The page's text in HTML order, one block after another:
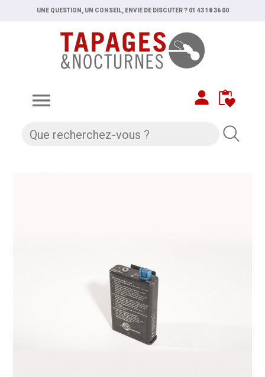
UNE QUESTION, UN CONSEIL, ENVIE DE DISCUTER ? 01 43 18 36 00
